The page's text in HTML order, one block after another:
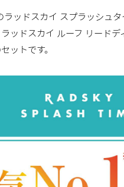
ラッドスカイ スプラッシュ
ラッドスカイ ルーフ リードデ
ットです。